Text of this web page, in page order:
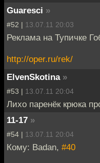
Guaresci »
#52 | 13.07.11 20:03
Реклама на Тупичке
http://oper.ru/rek/
ElvenSkotina »
#53 | 13.07.11 20:04
Лихо паренёк крюка
11-17 »
#54 | 13.07.11 20:04
Кому: Badan, #40